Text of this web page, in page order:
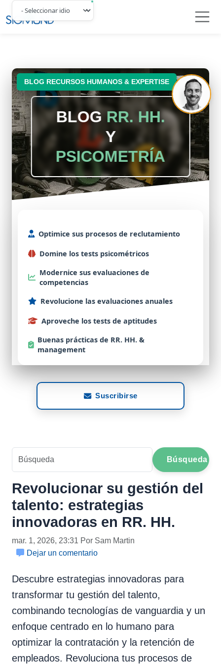
Navbar
BLOG RECURSOS HUMANOS & EXPERTISE
BLOG RR. HH.
Y
PSICOMETRÍA
Optimice sus procesos de reclutamiento
Domine los tests psicométricos
Modernice sus evaluaciones de
competencias
Revolucione las evaluaciones anuales
Aproveche los tests de aptitudes
Buenas prácticas de RR. HH. &
management
Suscribirse
Búsqueda
Revolucionar su gestión del
talento: estrategias
innovadoras en RR. HH.
mar. 1, 2026, 23:31 Por Sam Martin
Dejar un comentario
Descubre estrategias innovadoras para
transformar tu gestión del talento,
combinando tecnologías de vanguardia y un
enfoque centrado en lo humano para
optimizar la contratación y la retención de
empleados. Revoluciona tus procesos de